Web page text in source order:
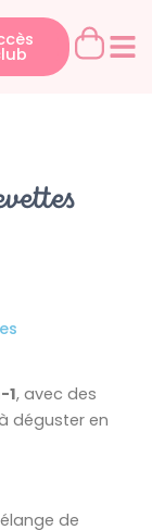
1, avec des
déguster en
de